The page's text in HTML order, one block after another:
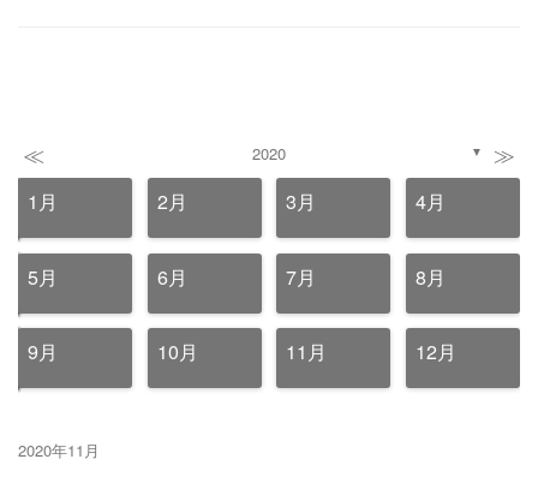
≪ 2020 ▼ ≫
1月 2月 3月 4月
5月 6月 7月 8月
9月 10月 11月 12月
2020年11月